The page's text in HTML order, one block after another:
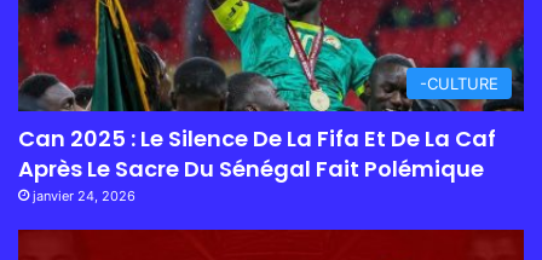
-CULTURE
Can 2025 : Le Silence De La Fifa Et De La Caf
Après Le Sacre Du Sénégal Fait Polémique
janvier 24, 2026